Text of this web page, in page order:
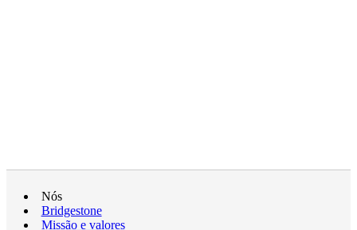
Nós
Bridgestone
Missão e valores